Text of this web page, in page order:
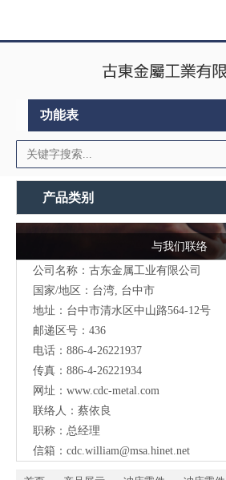
功能表
产品类别
与我们联络
公司名称：古东金属工业有限公司
国家/地区：台湾, 台中市
地址：台中市清水区中山路564-12号
邮递区号：436
电话：886-4-26221937
传真：886-4-26221934
网址： www.cdc-metal.com
联络人：蔡依良
职称：总经理
信箱： cdc.william@msa.hinet.net